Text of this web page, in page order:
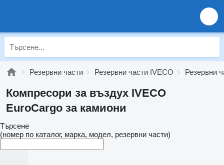
Резервни части Резервни части IVECO Резервни
Компресори за въздух IVECO
EuroCargo за камиони
Търсене
(номер по каталог, марка, модел, резервни части)